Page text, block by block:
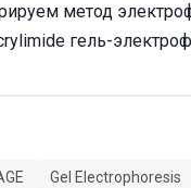
метод
гель-
Gel Electrophoresis